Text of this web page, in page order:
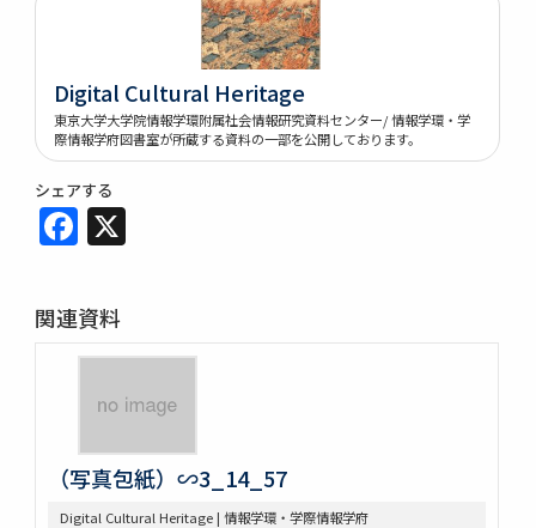
Digital Cultural Heritage
東京大学大学院情報学環附属社会情報研究資料センター/ 情報学環・学
際情報学府図書室が所蔵する資料の一部を公開しております。
シェアする
Facebook
関連資料
（写真包紙）∽3_14_57
Digital Cultural Heritage | 情報学環・学際情報学府